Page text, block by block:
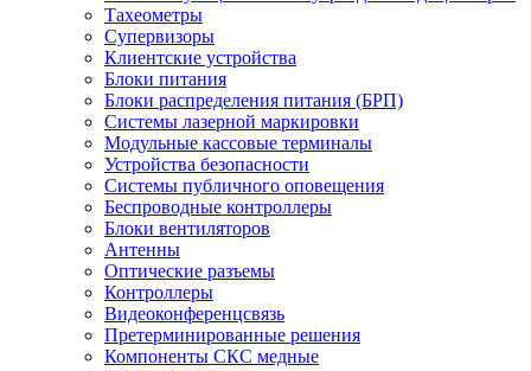
Тахеометры
Супервизоры
Клиентские устройства
Блоки питания
Блоки распределения питания (БРП)
Системы лазерной маркировки
Модульные кассовые терминалы
Устройства безопасности
Системы публичного оповещения
Беспроводные контроллеры
Блоки вентиляторов
Антенны
Оптические разъемы
Контроллеры
Видеоконференцсвязь
Претерминированные решения
Компоненты СКС медные